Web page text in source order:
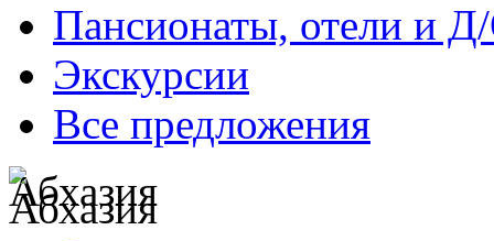
Пансионаты, отели и
Экскурсии
Все предложения
Абхазия